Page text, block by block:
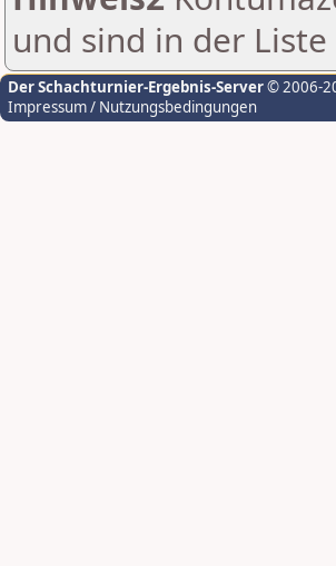
und sind in der
Der Schachturnier-Ergebnis-Server© 2006-
Impressum / Nutzungsbedingungen